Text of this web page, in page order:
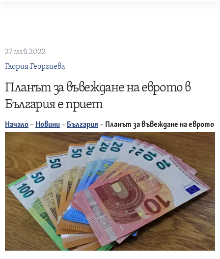
27 май 2022
Глория Георгиева
Планът за въвеждане на еврото в
България е приет
Начало – Новини – България – Планът за въвеждане на еврото